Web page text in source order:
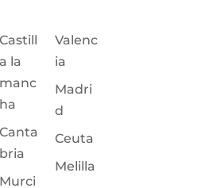
Castill
a la
manc
ha
Canta
bria
Murci
Valenc
ia
Madri
d
Ceuta
Melilla